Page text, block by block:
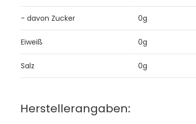
- davon Zucker 0g
Eiweiß 0g
Salz 0g
Herstellerangaben: